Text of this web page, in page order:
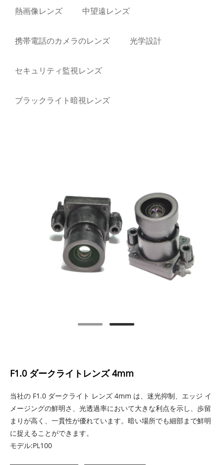
熱画像レンズ 中望遠レンズ
携帯電話のカメラのレンズ 光学設計
セキュリティ監視レンズ
ブラックライト暗視レンズ
F1.0 ダークライトレンズ 4mm
当社の F1.0 ダークライト レンズ 4mm は、迷光抑制、エッジ イ
メージングの鮮明さ、光透過率において大きな利点を示し、歩留
まりが高く、一貫性が優れています。暗い場所でも細部まで鮮明
に捉えることができます。
モデル:PL100